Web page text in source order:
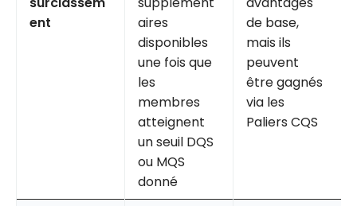
ent
aires
disponibles
une fois que
les
membres
atteignent
un seuil DQS
ou MQS
donné
de base,
mais ils
peuvent
être gagnés
via les
Paliers CQS